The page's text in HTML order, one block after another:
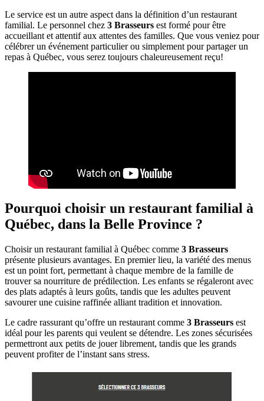
Le service est un autre aspect dans la définition d’un restaurant
familial. Le personnel chez 3 Brasseurs est formé pour être
accueillant et attentif aux attentes des familles. Que vous veniez pour
célébrer un événement particulier ou simplement pour partager un
repas à Québec, vous serez toujours chaleureusement reçu!
Pourquoi choisir un restaurant familial à
Québec, dans la Belle Province ?
Choisir un restaurant familial à Québec comme 3 Brasseurs
présente plusieurs avantages. En premier lieu, la variété des menus
est un point fort, permettant à chaque membre de la famille de
trouver sa nourriture de prédilection. Les enfants se régaleront avec
des plats adaptés à leurs goûts, tandis que les adultes peuvent
savourer une cuisine raffinée alliant tradition et innovation.
Le cadre rassurant qu’offre un restaurant comme 3 Brasseurs est
idéal pour les parents qui veulent se détendre. Les zones sécurisées
permettront aux petits de jouer librement, tandis que les grands
peuvent profiter de l’instant sans stress.